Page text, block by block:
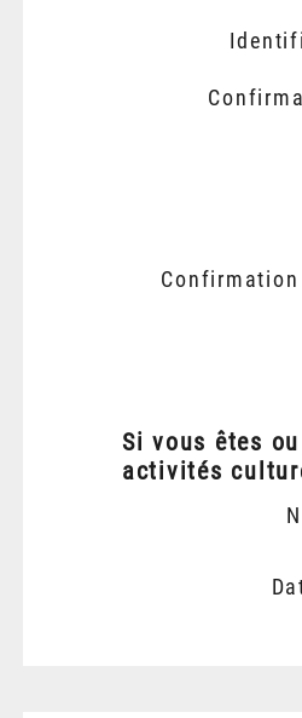
Si vous êtes
activités